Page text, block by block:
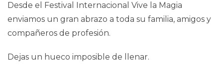
Desde el Festival Internacional Vive la Magia
enviamos un gran abrazo a toda su familia, amigos y
compañeros de profesión.
Dejas un hueco imposible de llenar.